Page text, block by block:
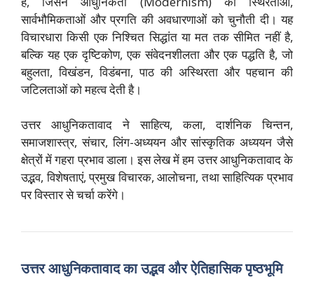
सार्वभौमिकताओं और प्रगति की अवधारणाओं को चुनौती दी। यह
विचारधारा किसी एक निश्चित सिद्धांत या मत तक सीमित नहीं है,
बल्कि यह एक दृष्टिकोण, एक संवेदनशीलता और एक पद्धति है, जो
बहुलता, विखंडन, विडंबना, पाठ की अस्थिरता और पहचान की
जटिलताओं को महत्व देती है।
उत्तर आधुनिकतावाद ने साहित्य, कला, दार्शनिक चिन्तन,
समाजशास्त्र, संचार, लिंग-अध्ययन और सांस्कृतिक अध्ययन जैसे
क्षेत्रों में गहरा प्रभाव डाला। इस लेख में हम उत्तर आधुनिकतावाद के
उद्भव, विशेषताएं, प्रमुख विचारक, आलोचना, तथा साहित्यिक प्रभाव
पर विस्तार से चर्चा करेंगे।
उत्तर आधुनिकतावाद का उद्भव और ऐतिहासिक पृष्ठभूमि